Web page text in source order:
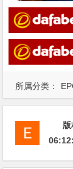
所属分类：